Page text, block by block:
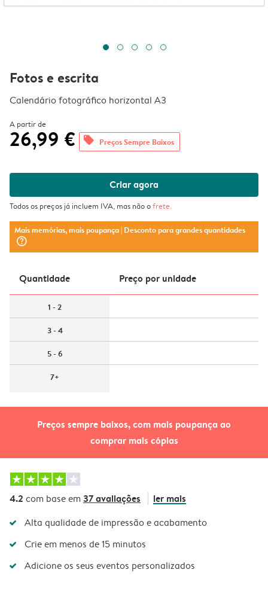
Preços sempre baixos, com mais poupança ao
comprar mais cópias
Fotos e escrita
Calendário fotográfico horizontal A3
A partir de
26,99 € offers Preços Sempre Baixos
Criar agora
Todos os preços já incluem IVA, mas não ofrete.
Mais memórias, mais poupança| Desconto para grandes quantidades
question_mark_circle
Quantidade Preço por unidade
1 - 2
3 - 4
5 - 6
7+
4.2 com base em 37 avaliações ler mais
Alta qualidade de impressão e acabamento
Crie em menos de 15 minutos
Adicione os seus eventos personalizados